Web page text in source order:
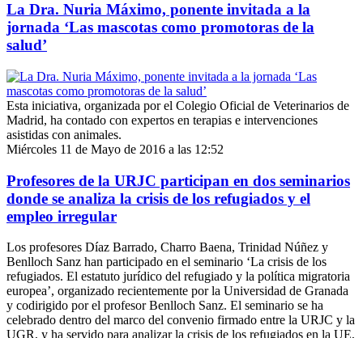
La Dra. Nuria Máximo, ponente invitada a la
jornada ‘Las mascotas como promotoras de la
salud’
Esta iniciativa, organizada por el Colegio Oficial de Veterinarios de
Madrid, ha contado con expertos en terapias e intervenciones
asistidas con animales.
Miércoles 11 de Mayo de 2016 a las 12:52
Profesores de la URJC participan en dos seminarios
donde se analiza la crisis de los refugiados y el
empleo irregular
Los profesores Díaz Barrado, Charro Baena, Trinidad Núñez y
Benlloch Sanz han participado en el seminario ‘La crisis de los
refugiados. El estatuto jurídico del refugiado y la política migratoria
europea’, organizado recientemente por la Universidad de Granada
y codirigido por el profesor Benlloch Sanz. El seminario se ha
celebrado dentro del marco del convenio firmado entre la URJC y la
UGR, y ha servido para analizar la crisis de los refugiados en la UE,